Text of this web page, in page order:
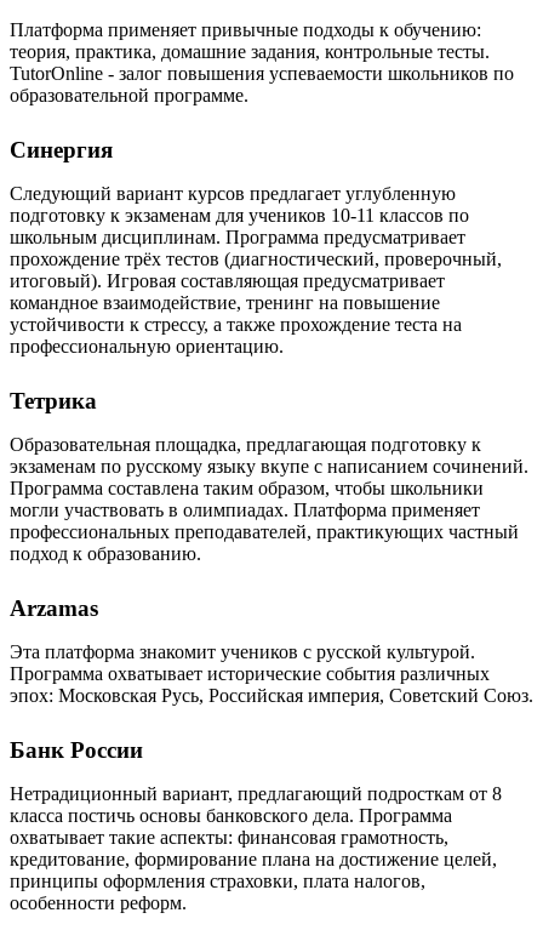
Платформа применяет привычные подходы к обучению:
теория, практика, домашние задания, контрольные тесты.
TutorOnline - залог повышения успеваемости школьников по
образовательной программе.
Синергия
Следующий вариант курсов предлагает углубленную
подготовку к экзаменам для учеников 10-11 классов по
школьным дисциплинам. Программа предусматривает
прохождение трёх тестов (диагностический, проверочный,
итоговый). Игровая составляющая предусматривает
командное взаимодействие, тренинг на повышение
устойчивости к стрессу, а также прохождение теста на
профессиональную ориентацию.
Тетрика
Образовательная площадка, предлагающая подготовку к
экзаменам по русскому языку вкупе с написанием сочинений.
Программа составлена таким образом, чтобы школьники
могли участвовать в олимпиадах. Платформа применяет
профессиональных преподавателей, практикующих частный
подход к образованию.
Arzamas
Эта платформа знакомит учеников с русской культурой.
Программа охватывает исторические события различных
эпох: Московская Русь, Российская империя, Советский Союз.
Банк России
Нетрадиционный вариант, предлагающий подросткам от 8
класса постичь основы банковского дела. Программа
охватывает такие аспекты: финансовая грамотность,
кредитование, формирование плана на достижение целей,
принципы оформления страховки, плата налогов,
особенности реформ.